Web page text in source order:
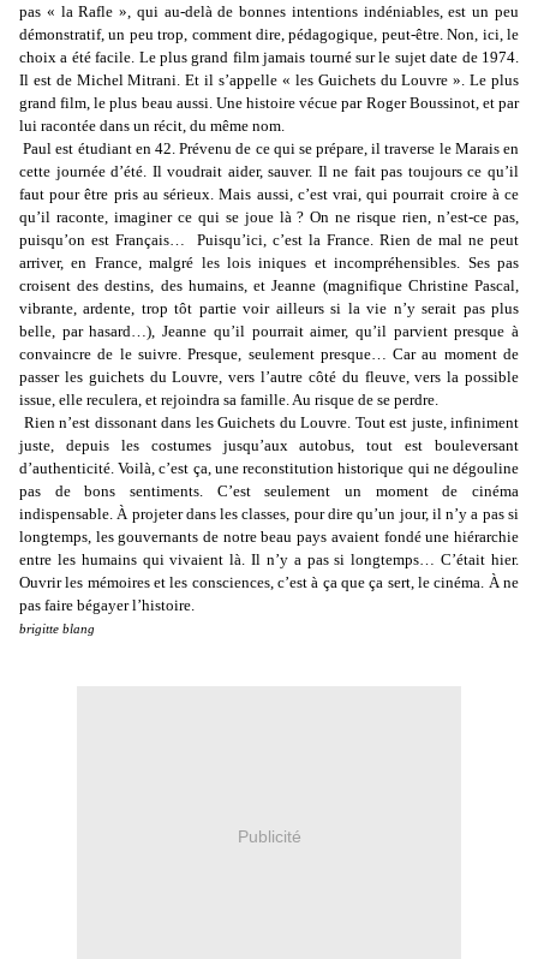
pas « la Rafle », qui au-delà de bonnes intentions indéniables, est un peu
démonstratif, un peu trop, comment dire, pédagogique, peut-être. Non, ici, le
choix a été facile. Le plus grand film jamais tourné sur le sujet date de 1974.
Il est de Michel Mitrani. Et il s’appelle « les Guichets du Louvre ». Le plus
grand film, le plus beau aussi. Une histoire vécue par Roger Boussinot, et par
lui racontée dans un récit, du même nom.
Paul est étudiant en 42. Prévenu de ce qui se prépare, il traverse le Marais en
cette journée d’été. Il voudrait aider, sauver. Il ne fait pas toujours ce qu’il
faut pour être pris au sérieux. Mais aussi, c’est vrai, qui pourrait croire à ce
qu’il raconte, imaginer ce qui se joue là ? On ne risque rien, n’est-ce pas,
puisqu’on est Français… Puisqu’ici, c’est la France. Rien de mal ne peut
arriver, en France, malgré les lois iniques et incompréhensibles. Ses pas
croisent des destins, des humains, et Jeanne (magnifique Christine Pascal,
vibrante, ardente, trop tôt partie voir ailleurs si la vie n’y serait pas plus
belle, par hasard…), Jeanne qu’il pourrait aimer, qu’il parvient presque à
convaincre de le suivre. Presque, seulement presque… Car au moment de
passer les guichets du Louvre, vers l’autre côté du fleuve, vers la possible
issue, elle reculera, et rejoindra sa famille. Au risque de se perdre.
Rien n’est dissonant dans les Guichets du Louvre. Tout est juste, infiniment
juste, depuis les costumes jusqu’aux autobus, tout est bouleversant
d’authenticité. Voilà, c’est ça, une reconstitution historique qui ne dégouline
pas de bons sentiments. C’est seulement un moment de cinéma
indispensable. À projeter dans les classes, pour dire qu’un jour, il n’y a pas si
longtemps, les gouvernants de notre beau pays avaient fondé une hiérarchie
entre les humains qui vivaient là. Il n’y a pas si longtemps… C’était hier.
Ouvrir les mémoires et les consciences, c’est à ça que ça sert, le cinéma. À ne
pas faire bégayer l’histoire.
brigitte blang
Publicité